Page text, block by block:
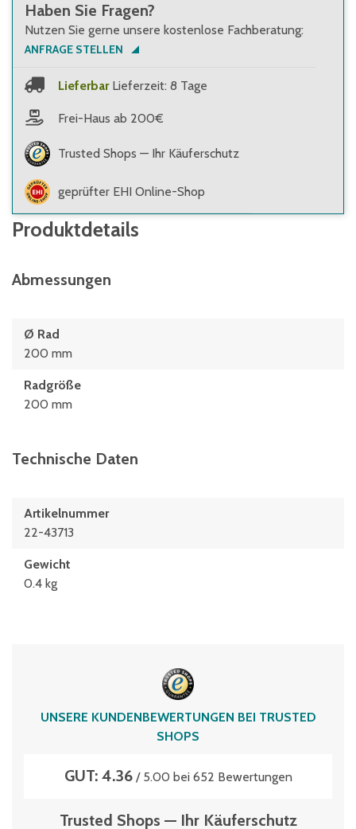
Haben Sie Fragen?
Nutzen Sie gerne unsere kostenlose Fachberatung:
ANFRAGE STELLEN
Lieferbar Lieferzeit: 8 Tage
Frei-Haus ab 200€
Trusted Shops — Ihr Käuferschutz
geprüfter EHI Online-Shop
Produktdetails
Abmessungen
Ø Rad
200 mm
Radgröße
200 mm
Technische Daten
Artikelnummer
22-43713
Gewicht
0.4 kg
UNSERE KUNDENBEWERTUNGEN BEI TRUSTED
SHOPS
GUT: 4.36/ 5.00 bei 652 Bewertungen
Trusted Shops — Ihr Käuferschutz